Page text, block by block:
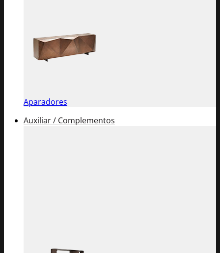
Aparadores
Auxiliar / Complementos